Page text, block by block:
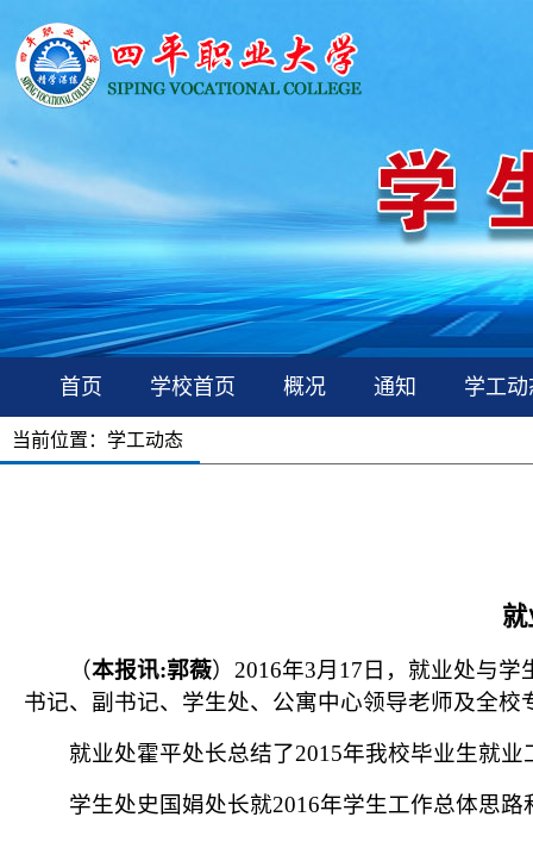
首页 学校首页 概况 通知 学工动
当前位置： 学工动态
（本报讯:郭薇） 2016年3月 17 日 ，就业处与学
书记、副书记、学生处、公寓中心领导老师及全
就业处霍平处长总结了2015年我校毕业生就业
学生处史国娟处长就2016年学生工作总体思路